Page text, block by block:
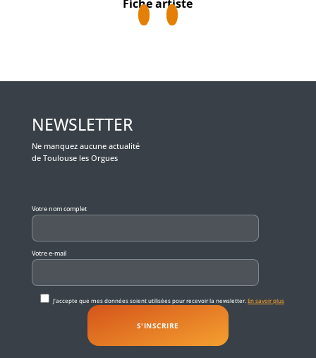
Fiche artiste
NEWSLETTER
Ne manquez aucune actualité
de Toulouse les Orgues
Votre nom complet
Votre e-mail
J'accepte que mes données soient utilisées pour recevoir la newsletter.En savoir plus